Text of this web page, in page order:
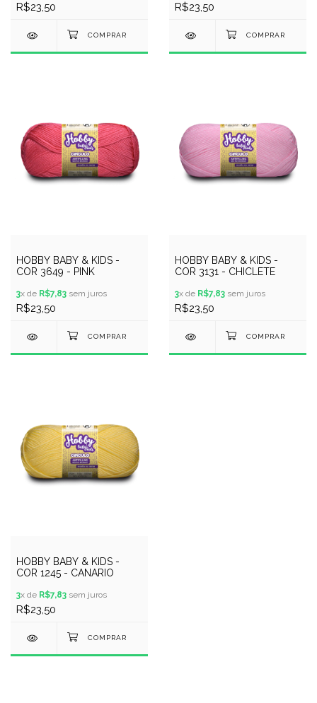
R$23,50 R$23,50
HOBBY BABY & KIDS -
COR 3649 - PINK
3x de R$7,83 sem juros
R$23,50
HOBBY BABY & KIDS -
COR 3131 - CHICLETE
3x de R$7,83 sem juros
R$23,50
HOBBY BABY & KIDS -
COR 1245 - CANARIO
3x de R$7,83 sem juros
R$23,50